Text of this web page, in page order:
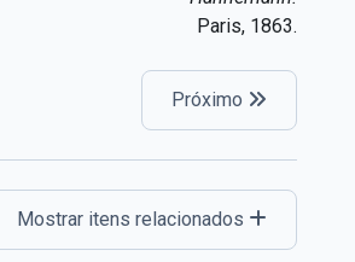
Paris, 1863.
Próximo
Mostrar itens relacionados